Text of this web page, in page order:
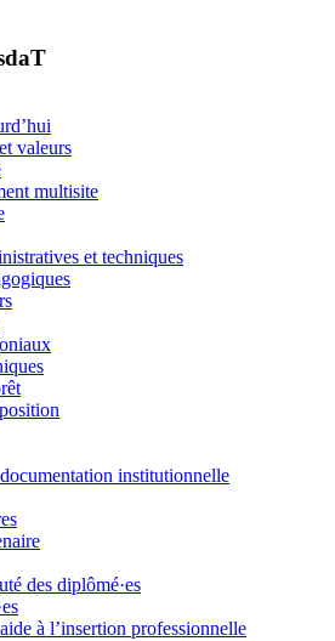
valeurs
multisite
et techniques
institutionnelle
des diplômé·es
à l’insertion professionnelle